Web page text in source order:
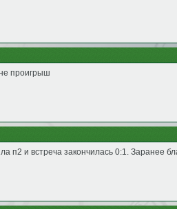
проигрыш
п2 и встреча закончилась 0:1. Заранее